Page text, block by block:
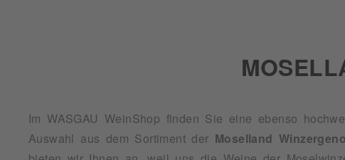
Im WASGAU WeinShop finden Sie eine ebenso
Auswahl aus dem Sortiment der Moselland